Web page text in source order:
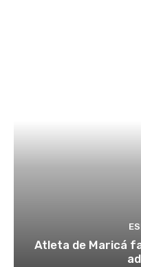
Atleta de Maricá